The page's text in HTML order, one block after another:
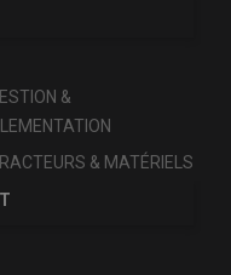
&
& MATÉRIELS